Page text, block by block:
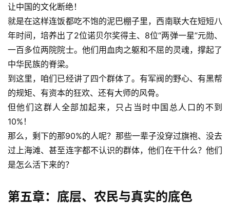
让中国的文化断绝！
就是在这样连饭都吃不饱的泥巴棚子里，西南联大在短短八
年时间，培养出了2位诺贝尔奖得主、8位“两弹一星”元勋、
一百多位两院院士。他们用血肉之躯和不屈的灵魂，撑起了
中华民族的脊梁。
到这里，咱们已经讲了四个群体了。有军阀的野心、有黑帮
的规矩、有资本的狂欢、还有大师的风骨。
但他们这群人全部加起来，只占当时中国总人口的不到
10%！
那么，剩下的那90%的人呢？那些一辈子没穿过旗袍、没去
过上海滩、甚至连字都不认识的群体，他们在干什么？他们
是怎么活下来的？
第五章：底层、农民与真实的底色